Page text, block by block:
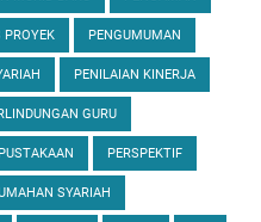
PROYEK PENGUMUMAN
PENILAIAN KINERJA
GURU
PERSPEKTIF
SYARIAH